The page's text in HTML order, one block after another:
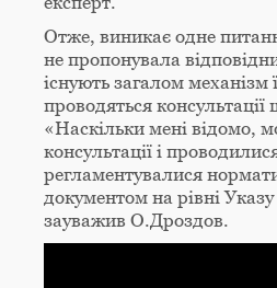
Отже, виникає одне
не пропонувала
існують загалом механізм
проводяться консультації
«Наскільки мені відомо,
консультації і
регламентувалися
документом на рівні
зауважив О.Дроздов.